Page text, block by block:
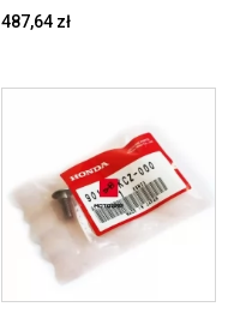
487,64 zł